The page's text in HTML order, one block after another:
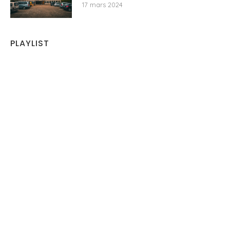
17 mars 2024
PLAYLIST